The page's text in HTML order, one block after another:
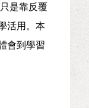
是靠反覆
活用。本
會到學習